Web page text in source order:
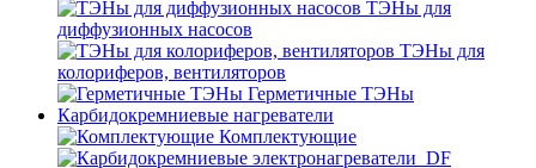
ТЭНы для
диффузионных насосов
ТЭНы для
колориферов, вентиляторов
Герметичные ТЭНы
Карбидокремниевые нагреватели
Комплектующие